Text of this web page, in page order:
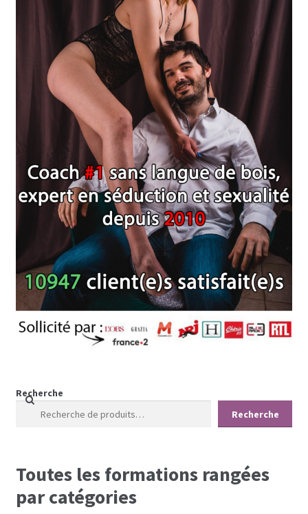
Recherche
Recherche
Toutes les formations rangées
par catégories